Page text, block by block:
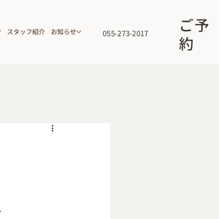
ご予
約
スタッフ紹介 お知らせ 055-273-2017